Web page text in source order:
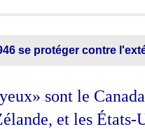
se protéger contre
sont le
, et les États-